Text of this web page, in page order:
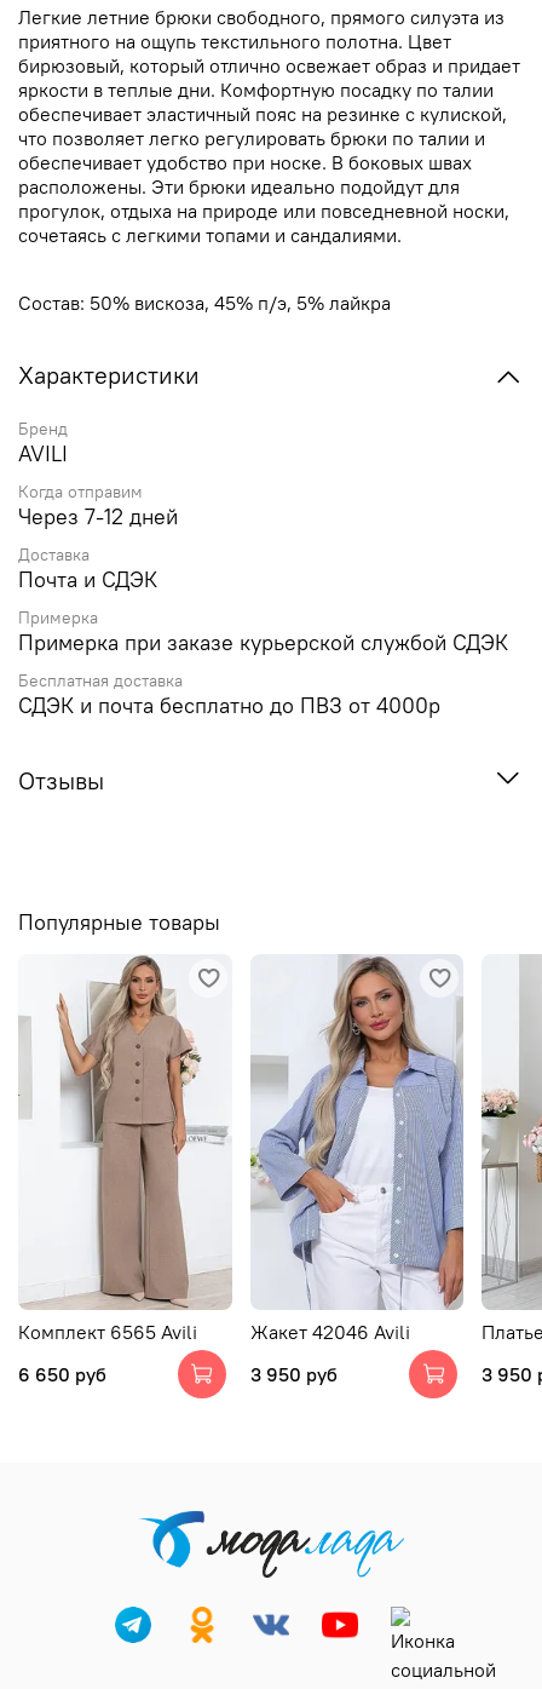
Легкие летние брюки свободного, прямого силуэта из
приятного на ощупь текстильного полотна. Цвет
бирюзовый, который отлично освежает образ и придает
яркости в теплые дни. Комфортную посадку по талии
обеспечивает эластичный пояс на резинке с кулиской,
что позволяет легко регулировать брюки по талии и
обеспечивает удобство при носке. В боковых швах
расположены. Эти брюки идеально подойдут для
прогулок, отдыха на природе или повседневной носки,
сочетаясь с легкими топами и сандалиями.
Состав: 50% вискоза, 45% п/э, 5% лайкра
Характеристики
Бренд
AVILI
Когда отправим
Через 7-12 дней
Доставка
Почта и СДЭК
Примерка
Примерка при заказе курьерской службой СДЭК
Бесплатная доставка
СДЭК и почта бесплатно до ПВЗ от 4000р
Отзывы
Популярные товары
Комплект 6565 Avili
6 650 руб
Жакет 42046 Avili
3 950 руб
3 950